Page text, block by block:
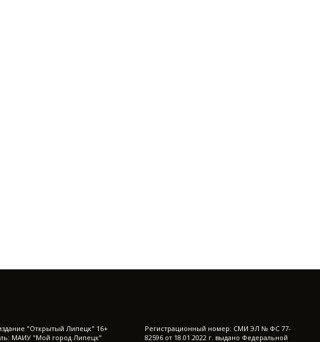
"Открытый Липецк" 16+
МАИУ "Мой город Липецк"
Регистрационный номер: СМИ ЭЛ № ФС 77-
82596 от 18.01.2022 г. выдано Федеральной